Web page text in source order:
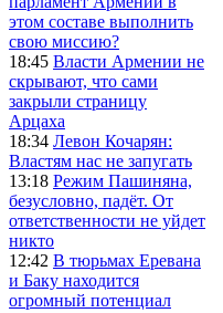
этом составе выполнить
свою миссию?
18:45 Власти Армении не
скрывают, что сами
закрыли страницу
Арцаха
18:34 Левон Кочарян:
Властям нас не запугать
13:18 Режим Пашиняна,
безусловно, падёт. От
ответственности не уйдет
никто
12:42 В тюрьмах Еревана
и Баку находится
огромный потенциал